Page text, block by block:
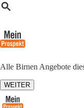
Alle Birnen Angebote
WEITER